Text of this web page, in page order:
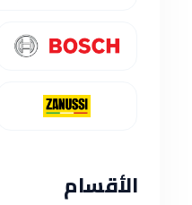
الأقسام